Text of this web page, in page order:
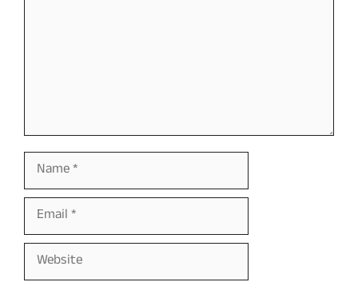
Name
Email
Website